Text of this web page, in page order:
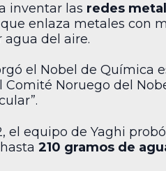
inventar las redes
enlaza metales con
del aire.
el Nobel de Química
Comité Noruego del
el equipo de Yaghi
210 gramos de